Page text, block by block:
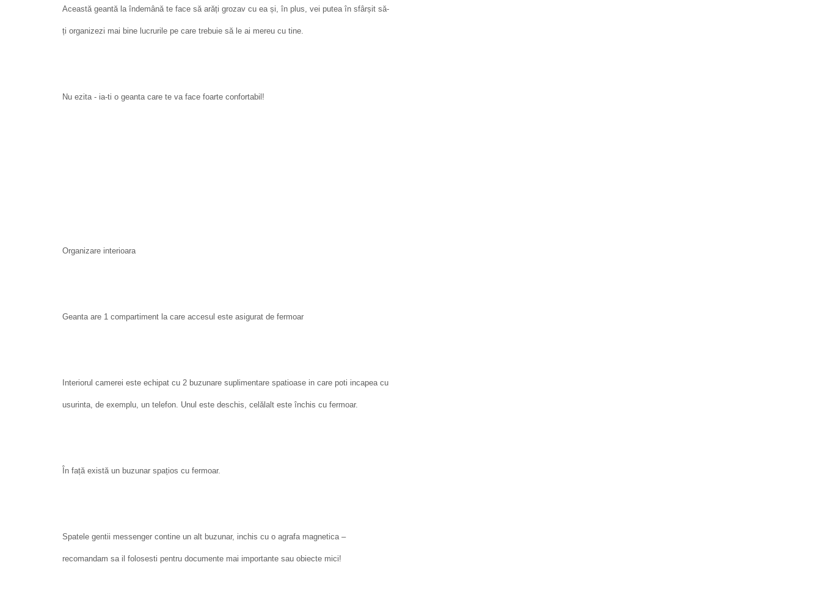
Această geantă la îndemână te face să arăți grozav cu ea și, în plus, vei putea în sfârșit să-
ți organizezi mai bine lucrurile pe care trebuie să le ai mereu cu tine.
Nu ezita - ia-ti o geanta care te va face foarte confortabil!
Organizare interioara
Geanta are 1 compartiment la care accesul este asigurat de fermoar
Interiorul camerei este echipat cu 2 buzunare suplimentare spatioase in care poti incapea cu
usurinta, de exemplu, un telefon. Unul este deschis, celălalt este închis cu fermoar.
În față există un buzunar spațios cu fermoar.
Spatele gentii messenger contine un alt buzunar, inchis cu o agrafa magnetica –
recomandam sa il folosesti pentru documente mai importante sau obiecte mici!